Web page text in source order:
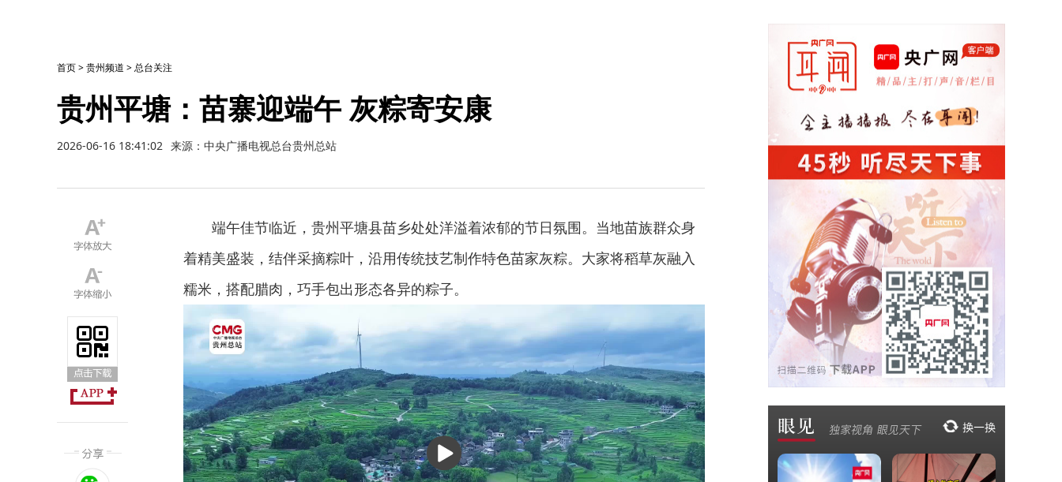
首页>贵州频道 >总台关注
贵州平塘：苗寨迎端午 灰粽寄安康
2026-06-16 18:41:02 来源：中央广播电视总台贵州总站
端午佳节临近，贵州平塘县苗乡处处洋溢着浓郁的节日氛围。当地苗族群众身
着精美盛装，结伴采摘粽叶，沿用传统技艺制作特色苗家灰粽。大家将稻草灰融入
糯米，搭配腊肉，巧手包出形态各异的粽子。
播
放